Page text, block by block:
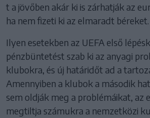
t a jövőben akár ki is zárhatják az
ha nem fizeti ki az elmaradt béreket.
Ilyen esetekben az UEFA első
pénzbüntetést szab ki az anyagi
klubokra, és új határidőt ad a
Amennyiben a klubok a második
sem oldják meg a problémáikat, az
megtiltja számukra a nemzetközi